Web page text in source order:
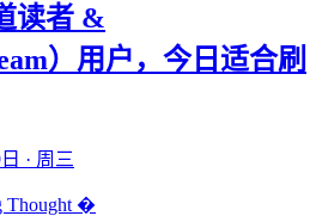
读者 &
）用户，今日适合刷
· 周三
Thought �